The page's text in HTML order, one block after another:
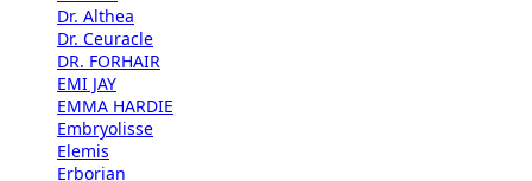
Dr. Althea
Dr. Ceuracle
DR. FORHAIR
EMI JAY
EMMA HARDIE
Embryolisse
Elemis
Erborian